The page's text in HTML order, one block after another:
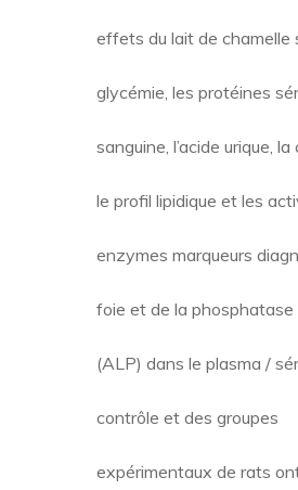
effets du lait de chamelle
glycémie, les protéines
sanguine, l’acide urique,
le profil lipidique et les
enzymes marqueurs
foie et de la phosphatase
(ALP) dans le plasma /
contrôle et des groupes
expérimentaux de rats